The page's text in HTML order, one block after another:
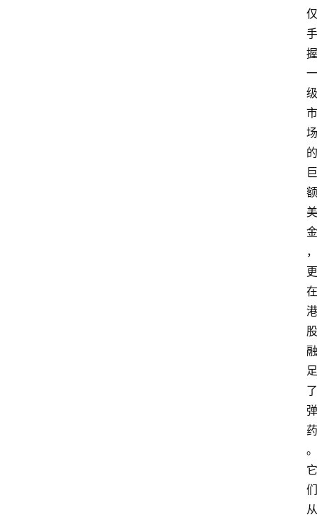
仅
手
握
一
级
市
场
的
巨
额
美
金
，
更
在
港
股
融
足
了
弹
药
。
它
们
从